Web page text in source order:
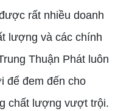
rất nhiều doanh
lượng và các chính
Thuận Phát luôn
để đem đến cho
chất lượng vượt trội.